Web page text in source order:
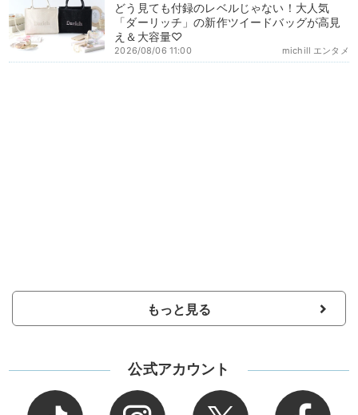
どう見ても付録のレベルじゃない！大人気
「ダーリッチ」の新作ツイードバッグが高見
え＆大容量♡
michill エンタメ
2026/08/06 11:00
もっと見る
公式アカウント